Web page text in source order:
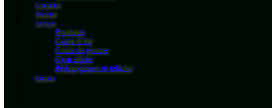
Compétitif
Récréatif
Services
Boutique
Camp d’été
Cours de groupe
Gym adulte
Pédagogiques et relâche
Emplois